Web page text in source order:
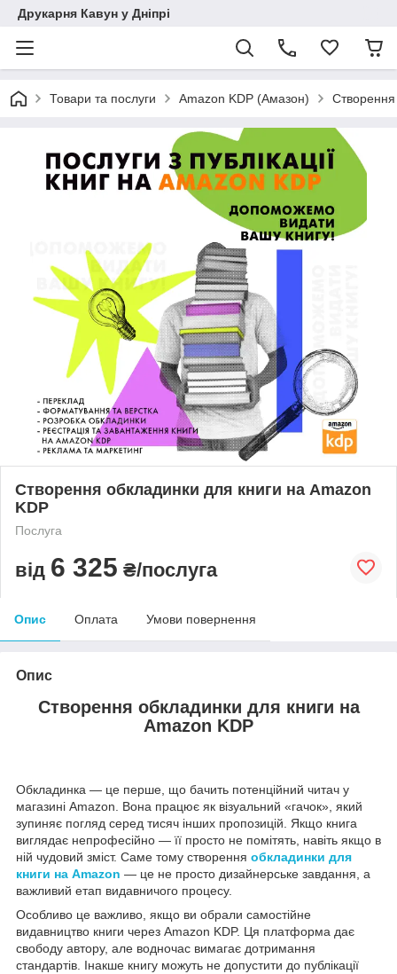
Друкарня Кавун у Дніпрі
Товари та послуги Amazon KDP (Амазон)
Створення обкладинки для книги на Amazon
KDP
Послуга
від 6 325 ₴/послуга
Опис Оплата Умови повернення
Опис
Створення обкладинки для книги на
Amazon KDP
Обкладинка — це перше, що бачить потенційний читач у
магазині Amazon. Вона працює як візуальний «гачок», який
зупиняє погляд серед тисяч інших пропозицій. Якщо книга
виглядає непрофесійно — її просто не помітять, навіть якщо в
ній чудовий зміст. Саме тому створення обкладинки для
книги на Amazon — це не просто дизайнерське завдання, а
важливий етап видавничого процесу.
Особливо це важливо, якщо ви обрали самостійне
видавництво книги через Amazon KDP. Ця платформа дає
свободу автору, але водночас вимагає дотримання
стандартів. Інакше книгу можуть не допустити до публікації